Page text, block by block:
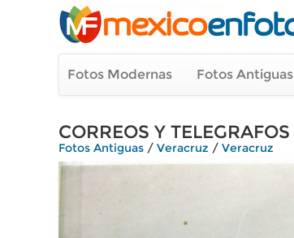
Fotos Modernas Fotos Antiguas
CORREOS Y TELEGRAFOS
Fotos Antiguas / Veracruz / Veracruz